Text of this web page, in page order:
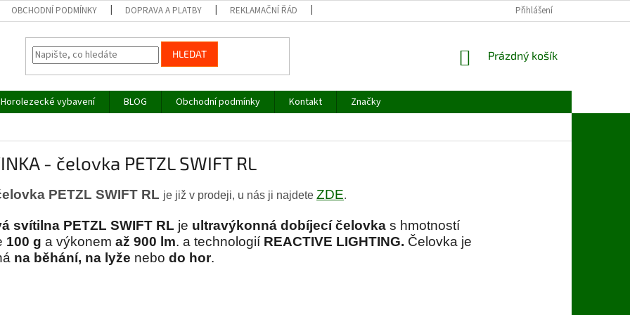
OBCHODNÍ PODMÍNKY DOPRAVA A PLATBY REKLAMAČNÍ ŘÁD OCHRANA OSOBNÍCH ÚDAJŮ
Přihlášení
HLEDAT
NÁKUPNÍ
Prázdný košík
Horolezecké vybavení BLOG Obchodní podmínky Kontakt Značky
- čelovka PETZL SWIFT RL
PETZL SWIFT RL je již v prodeji, u nás ji najdete ZDE.
svítilna PETZL SWIFT RL je ultravýkonná dobíjecí čelovka s hmotností
100 g a výkonem až 900 lm. a technologií REACTIVE LIGHTING. Čelovka je
na běhání, na lyže nebo do hor.